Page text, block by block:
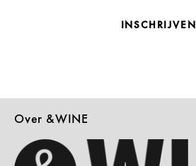
INSCHRIJVEN
Over &WINE